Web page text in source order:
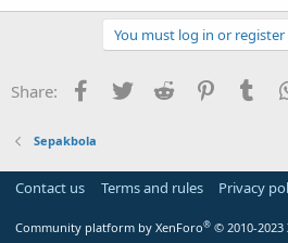
You must log in or
Share: Facebook
Twitter Reddit Pinterest
Sepakbola
Contact us Terms and rules Privacy
Community platform by XenForo® © 2010-2023